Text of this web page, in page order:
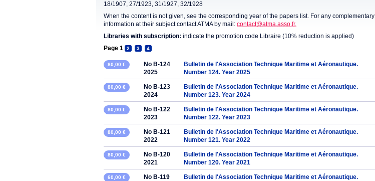
18/1907, 27/1923, 31/1927, 32/1928
When the content is not given, see the corresponding year of the papers list. For any complementary
information at their subject contact ATMA by mail: contact@atma.asso.fr.
Libraries with subscription: indicate the promotion code Libraire (10% reduction is applied)
Page 1
2 3 4
80,00 €
No B-124
2025
Bulletin de l'Association Technique Maritime et Aéronautique.
Number 124. Year 2025
80,00 €
No B-123
2024
Bulletin de l'Association Technique Maritime et Aéronautique.
Number 123. Year 2024
80,00 €
No B-122
2023
Bulletin de l'Association Technique Maritime et Aéronautique.
Number 122. Year 2023
80,00 €
No B-121
2022
Bulletin de l'Association Technique Maritime et Aéronautique.
Number 121. Year 2022
80,00 €
No B-120
2021
Bulletin de l'Association Technique Maritime et Aéronautique.
Number 120. Year 2021
60,00 €
No B-119
Bulletin de l'Association Technique Maritime et Aéronautique.